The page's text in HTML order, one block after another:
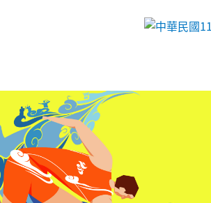
跳到主要內容